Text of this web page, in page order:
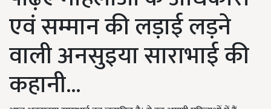
एवं सम्मान की लड़ाई लड़ने
वाली अनसुइया साराभाई की
कहानी...